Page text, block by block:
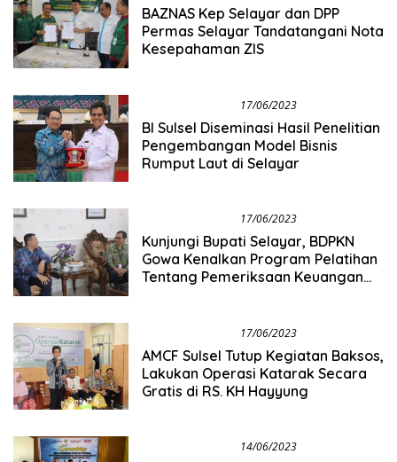
BAZNAS Kep Selayar dan DPP
Permas Selayar Tandatangani Nota
Kesepahaman ZIS
17/06/2023
BI Sulsel Diseminasi Hasil Penelitian
Pengembangan Model Bisnis
Rumput Laut di Selayar
17/06/2023
Kunjungi Bupati Selayar, BDPKN
Gowa Kenalkan Program Pelatihan
Tentang Pemeriksaan Keuangan
17/06/2023
AMCF Sulsel Tutup Kegiatan Baksos,
Lakukan Operasi Katarak Secara
Gratis di RS. KH Hayyung
14/06/2023